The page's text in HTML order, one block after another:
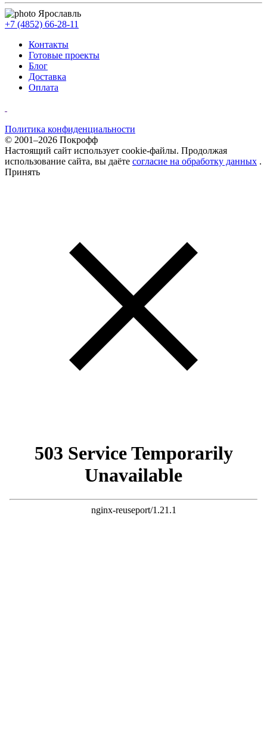
Ярославль
+7 (4852) 66-28-11
Контакты
Готовые проекты
Блог
Доставка
Оплата
Политика конфиденциальности
© 2001–2026 Покрофф
Настоящий сайт использует cookie-файлы. Продолжая
использование сайта, вы даёте согласие на обработку данных .
Принять